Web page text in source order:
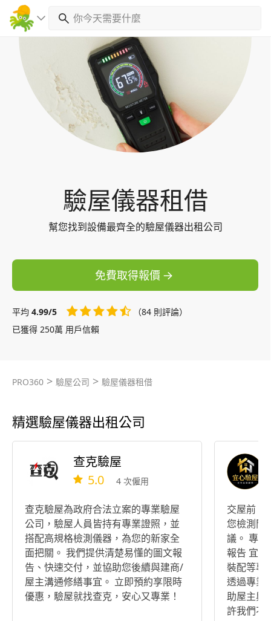
驗屋儀器租借
幫您找到設備最齊全的驗屋儀器出租公司
免費取得報價
平均 4.99/5
（84 則評論）
已獲得 250萬 用戶信賴
PRO360 > 驗屋公司 > 驗屋儀器租借
精選驗屋儀器出租公司
查克驗屋
5.0 4 次僱用
查克驗屋為政府合法立案的專業驗屋
公司，驗屋人員皆持有專業證照，並
搭配高規格檢測儀器，為您的新家全
面把關。 我們提供清楚易懂的圖文報
告、快速交付，並協助您後續與建商/
屋主溝通修繕事宜。 立即預約享限時
優惠，驗屋就找查克，安心又專業！
交屋前，
您檢測問
議。 專業住宅驗屋｜交屋陪同｜缺失
報告 宜心驗屋由具備工地主任、水電
裝配等專
透過專業
助屋主與
許我們不